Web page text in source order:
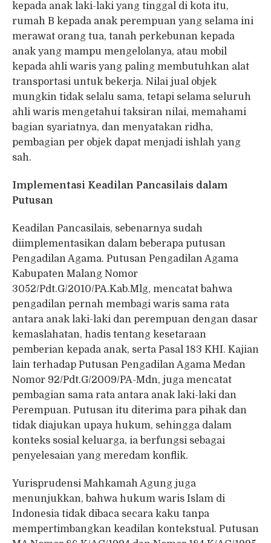
kepada anak laki-laki yang tinggal di kota itu,
rumah B kepada anak perempuan yang selama ini
merawat orang tua, tanah perkebunan kepada
anak yang mampu mengelolanya, atau mobil
kepada ahli waris yang paling membutuhkan alat
transportasi untuk bekerja. Nilai jual objek
mungkin tidak selalu sama, tetapi selama seluruh
ahli waris mengetahui taksiran nilai, memahami
bagian syariatnya, dan menyatakan ridha,
pembagian per objek dapat menjadi ishlah yang
sah.
Implementasi Keadilan Pancasilais dalam
Putusan
Keadilan Pancasilais, sebenarnya sudah
diimplementasikan dalam beberapa putusan
Pengadilan Agama. Putusan Pengadilan Agama
Kabupaten Malang Nomor
3052/Pdt.G/2010/PA.Kab.Mlg, mencatat bahwa
pengadilan pernah membagi waris sama rata
antara anak laki-laki dan perempuan dengan dasar
kemaslahatan, hadis tentang kesetaraan
pemberian kepada anak, serta Pasal 183 KHI. Kajian
lain terhadap Putusan Pengadilan Agama Medan
Nomor 92/Pdt.G/2009/PA-Mdn, juga mencatat
pembagian sama rata antara anak laki-laki dan
Perempuan. Putusan itu diterima para pihak dan
tidak diajukan upaya hukum, sehingga dalam
konteks sosial keluarga, ia berfungsi sebagai
penyelesaian yang meredam konflik.
Yurisprudensi Mahkamah Agung juga
menunjukkan, bahwa hukum waris Islam di
Indonesia tidak dibaca secara kaku tanpa
mempertimbangkan keadilan kontekstual. Putusan